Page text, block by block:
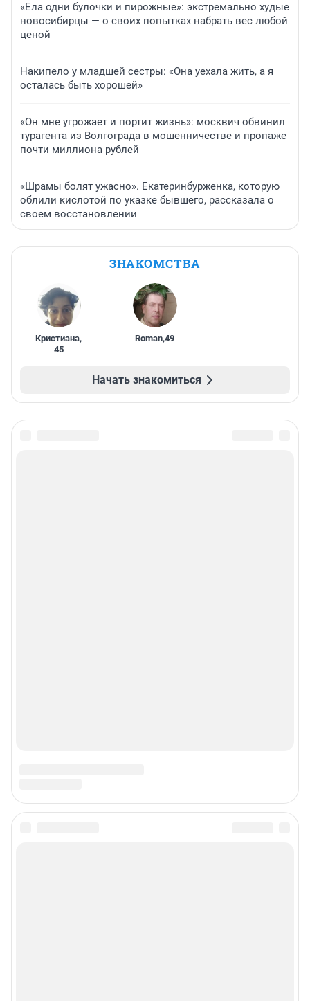
«Ела одни булочки и пирожные»: экстремально худые
новосибирцы — о своих попытках набрать вес любой
ценой
Накипело у младшей сестры: «Она уехала жить, а я
осталась быть хорошей»
«Он мне угрожает и портит жизнь»: москвич обвинил
турагента из Волгограда в мошенничестве и пропаже
почти миллиона рублей
«Шрамы болят ужасно». Екатеринбурженка, которую
облили кислотой по указке бывшего, рассказала о
своем восстановлении
ЗНАКОМСТВА
Кристиана,
45
Roman,49
Начать знакомиться